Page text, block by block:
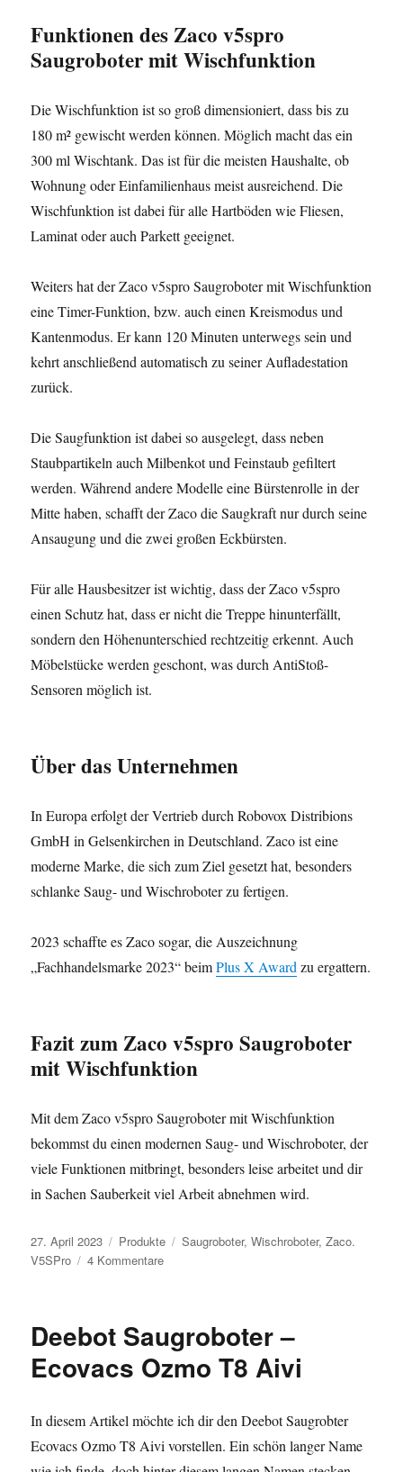
Funktionendes Zaco v5spro
Saugroboter mit Wischfunktion
Die Wischfunktion ist so groß dimensioniert, dass bis zu
180 m² gewischt werden können. Möglich macht das ein
300 ml Wischtank. Das ist für die meisten Haushalte, ob
Wohnung oder Einfamilienhaus meist ausreichend. Die
Wischfunktion ist dabei für alle Hartböden wie Fliesen,
Laminat oder auch Parkett geeignet.
Weiters hat der Zaco v5spro Saugroboter mit Wischfunktion
eine Timer-Funktion, bzw. auch einen Kreismodus und
Kantenmodus. Er kann 120 Minuten unterwegs sein und
kehrt anschließend automatisch zu seiner Aufladestation
zurück.
Die Saugfunktion ist dabei so ausgelegt, dass neben
Staubpartikeln auch Milbenkot und Feinstaub gefiltert
werden. Während andere Modelle eine Bürstenrolle in der
Mitte haben, schafft der Zaco die Saugkraft nur durch seine
Ansaugung und die zwei großen Eckbürsten.
Für alle Hausbesitzer ist wichtig, dass der Zaco v5spro
einen Schutz hat, dass er nicht die Treppe hinunterfällt,
sondern den Höhenunterschied rechtzeitig erkennt. Auch
Möbelstücke werden geschont, was durch AntiStoß-
Sensoren möglich ist.
Über das Unternehmen
In Europa erfolgt der Vertrieb durch Robovox Distribions
GmbH in Gelsenkirchen in Deutschland. Zaco ist eine
moderne Marke, die sich zum Ziel gesetzt hat, besonders
schlanke Saug- und Wischroboter zu fertigen.
2023 schaffte es Zaco sogar, die Auszeichnung
„Fachhandelsmarke 2023“ beimPlus X Award zu ergattern.
Fazit zum Zaco v5spro Saugroboter
mit Wischfunktion
Mit dem Zaco v5spro Saugroboter mit Wischfunktion
bekommst du einen modernen Saug- und Wischroboter, der
viele Funktionen mitbringt, besonders leise arbeitet und dir
in Sachen Sauberkeit viel Arbeit abnehmen wird.
Veröffentlicht
am
27. April 2023 Kategorien
Produkte Schlagwörter
Saugroboter,Wischroboter,Zaco.
V5SPro
4 Kommentarezu
mit
Wischfunktion
Deebot Saugroboter –
Ecovacs Ozmo T8 Aivi
In diesem Artikel möchte ich dir den Deebot Saugrobter
Ecovacs Ozmo T8 Aivi vorstellen. Ein schön langer Name